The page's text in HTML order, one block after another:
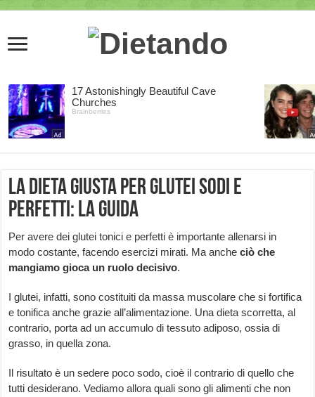
La dieta giusta per glutei sodi e
perfetti: la guida
Per avere dei glutei tonici e perfetti è importante allenarsi in
modo costante, facendo esercizi mirati. Ma ancheciò che
mangiamo gioca un ruolo decisivo.
I glutei, infatti, sono costituiti da massa muscolare che si fortifica
e tonifica anche grazie all’alimentazione. Una dieta scorretta, al
contrario, porta ad un accumulo di tessuto adiposo, ossia di
grasso, in quella zona.
Il risultato è un sedere poco sodo, cioè il contrario di quello che
tutti desiderano. Vediamo allora quali sono gli alimenti che non